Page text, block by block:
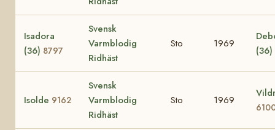
Isadora
(36) 8797
Svensk
Varmblodig
Ridhäst
Sto 1969
(36)
Isolde 9162
Svensk
Varmblodig
Ridhäst
Sto 1969